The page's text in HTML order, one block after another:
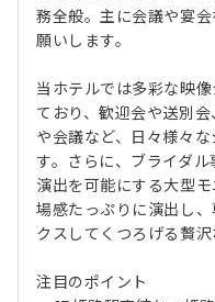
務全般。主に会議や宴
願いします。
当ホテルでは多彩な映
ており、歓迎会や送別
や会議など、日々様々
す。さらに、ブライダ
演出を可能にする大型
場感たっぷりに演出し
クスしてくつろげる贅沢
注目のポイント